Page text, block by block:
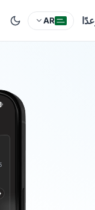
AR